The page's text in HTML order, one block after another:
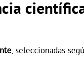
, seleccionadas